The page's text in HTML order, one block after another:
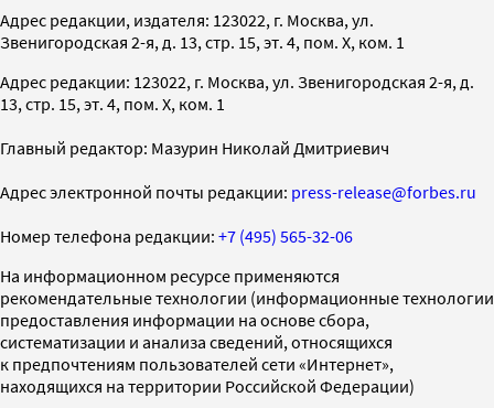
Адрес редакции, издателя: 123022, г. Москва, ул.
Звенигородская 2-я, д. 13, стр. 15, эт. 4, пом. X, ком. 1
Адрес редакции: 123022, г. Москва, ул. Звенигородская 2-я, д.
13, стр. 15, эт. 4, пом. X, ком. 1
Главный редактор: Мазурин Николай Дмитриевич
Адрес электронной почты редакции: press-release@forbes.ru
Номер телефона редакции: +7 (495) 565-32-06
На информационном ресурсе применяются
рекомендательные технологии (информационные технологии
предоставления информации на основе сбора,
систематизации и анализа сведений, относящихся
к предпочтениям пользователей сети «Интернет»,
находящихся на территории Российской Федерации)